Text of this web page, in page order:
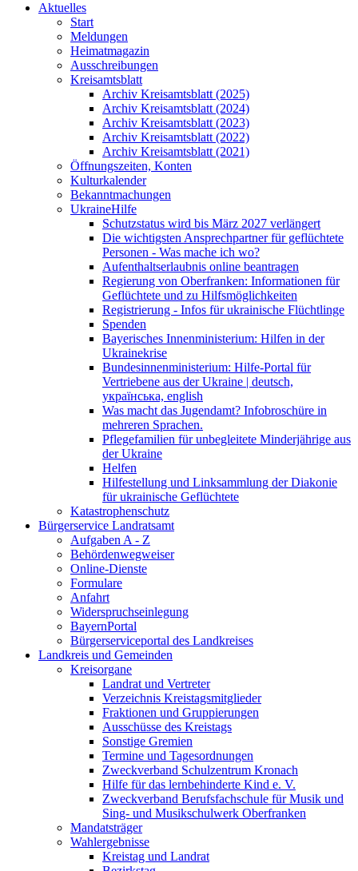
Aktuelles
Start
Meldungen
Heimatmagazin
Ausschreibungen
Kreisamtsblatt
Archiv Kreisamtsblatt (2025)
Archiv Kreisamtsblatt (2024)
Archiv Kreisamtsblatt (2023)
Archiv Kreisamtsblatt (2022)
Archiv Kreisamtsblatt (2021)
Öffnungszeiten, Konten
Kulturkalender
Bekanntmachungen
UkraineHilfe
Schutzstatus wird bis März 2027 verlängert
Die wichtigsten Ansprechpartner für geflüchtete
Personen - Was mache ich wo?
Aufenthaltserlaubnis online beantragen
Regierung von Oberfranken: Informationen für
Geflüchtete und zu Hilfsmöglichkeiten
Registrierung - Infos für ukrainische Flüchtlinge
Spenden
Bayerisches Innenministerium: Hilfen in der
Ukrainekrise
Bundesinnenministerium: Hilfe-Portal für
Vertriebene aus der Ukraine | deutsch,
українська, english
Was macht das Jugendamt? Infobroschüre in
mehreren Sprachen.
Pflegefamilien für unbegleitete Minderjährige aus
der Ukraine
Helfen
Hilfestellung und Linksammlung der Diakonie
für ukrainische Geflüchtete
Katastrophenschutz
Bürgerservice Landratsamt
Aufgaben A - Z
Behördenwegweiser
Online-Dienste
Formulare
Anfahrt
Widerspruchseinlegung
BayernPortal
Bürgerserviceportal des Landkreises
Landkreis und Gemeinden
Kreisorgane
Landrat und Vertreter
Verzeichnis Kreistagsmitglieder
Fraktionen und Gruppierungen
Ausschüsse des Kreistags
Sonstige Gremien
Termine und Tagesordnungen
Zweckverband Schulzentrum Kronach
Hilfe für das lernbehinderte Kind e. V.
Zweckverband Berufsfachschule für Musik und
Sing- und Musikschulwerk Oberfranken
Mandatsträger
Wahlergebnisse
Kreistag und Landrat